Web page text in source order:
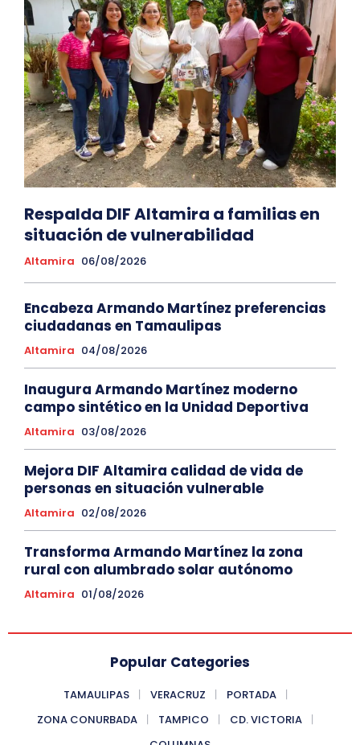
Respalda DIF Altamira a familias en
situación de vulnerabilidad
Altamira 06/08/2026
Encabeza Armando Martínez preferencias
ciudadanas en Tamaulipas
Altamira 04/08/2026
Inaugura Armando Martínez moderno
campo sintético en la Unidad Deportiva
Altamira 03/08/2026
Mejora DIF Altamira calidad de vida de
personas en situación vulnerable
Altamira 02/08/2026
Transforma Armando Martínez la zona
rural con alumbrado solar autónomo
Altamira 01/08/2026
Popular Categories
TAMAULIPAS VERACRUZ
PORTADA
ZONA CONURBADA
TAMPICO
CD. VICTORIA